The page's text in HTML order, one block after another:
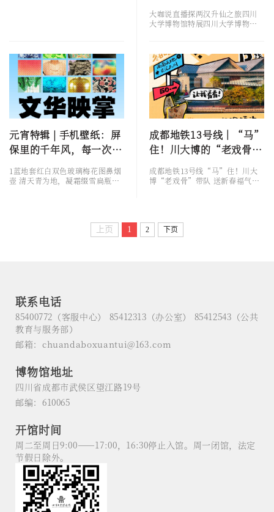
大咖说直播探两汉升仙之旅四川
大学博物馆特展四川大学博物馆
涵盖考古、民族、民俗、书画、
石刻等丰富门类，是展示巴蜀文
明与中华文化的重要窗口。近年
来，博物馆持续推出高水平原创
展览，致力于让学术资源走近公
众。新年伊始，四川大学博物馆
推出年度原创大展“想象昆仑——
汉代升仙思想与文化展” ，汇聚
全国四十余家文博单位的近一百
五十件珍贵文物（部分为复制
品）...
元宵特辑 | 手机壁纸：屏
保里的千年风，每一次解
1蓝地套红白双色玻璃梅花图鼻烟
壶 清天青为地，凝霜缀雪扁瓶
素无纹饰此壶套色雅致，雕工精
巧，壶盖造型别致梅枝斜逸若
卷，鹭鸟翩跹江西景德镇窑产品
撇口，...
成都地铁13号线｜“马”
住！川大博的“老戏骨”
成都地铁13号线“马”住！川大
博“老戏骨”带队 送新春福气
员”们坐不住了，纷纷申请“加
戏”，要成为每站的“专属导
上页 1 2 下页
联系电话
85400772（客服中心） 85412313（办公室） 85412543（公共
教育与服务部）
邮箱：chuandaboxuantui@163.com
博物馆地址
四川省成都市武侯区望江路19号
邮编：610065
开馆时间
周二至周日9:00——17:00，16:30停止入馆。周一闭馆，法定
节假日除外。